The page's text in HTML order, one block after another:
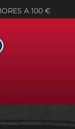
A 100 €